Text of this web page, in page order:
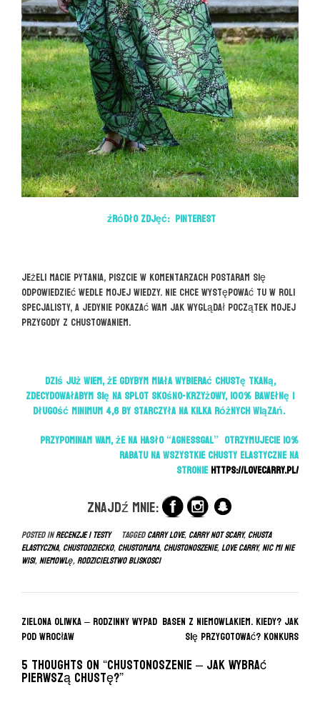
źródło zdjęć: Pinterest
Jeżeli macie pytania, piszcie w komentarzach postaram się
odpowiedzieć wedle mojej wiedzy. Nie chce występować tu w roli
specjalisty, a jedynie pokazać Wam jak wyglądał początek mojej
przygody z chustowaniem.
Dziś już wiem, że gdybym miała wybierać chustę tkaną,
zdecydowałabym się na splot skośno-krzyżowy, 100% bawełnę i
długość minimum 4,6 by starczyła na kilka różnych wiązań.
Przypominam Wam, że na hasło “agnessgal” otrzymujecie 10%
rabatu na wszystkie chusty elastyczne na
stronie https://lovecarry.pl/
Znajdź mnie:
Posted inRECENZJE I TESTY Taggedcarry love,carry not scary,chusta
elastyczna,chustodziecko,chustomama,chustonoszenie,love carry,nic mi nie
wisi,niemowlę,rodzicielstwo bliskosci
P
o
s
t
Zielona Oliwka – rodzinny wypad
pod Wrocław
Basen z niemowlakiem. Kiedy? Jak
się przygotować? KONKURS
5 thoughts on “CHUSTONOSZENIE – jak wybrać
pierwszą chustę?”